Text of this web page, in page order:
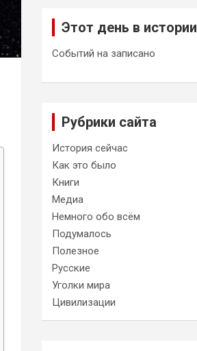
Этот день в истории
Событий на записано
Рубрики сайта
История сейчас
Как это было
Книги
Медиа
Немного обо всём
Подумалось
Полезное
Русские
Уголки мира
Цивилизации